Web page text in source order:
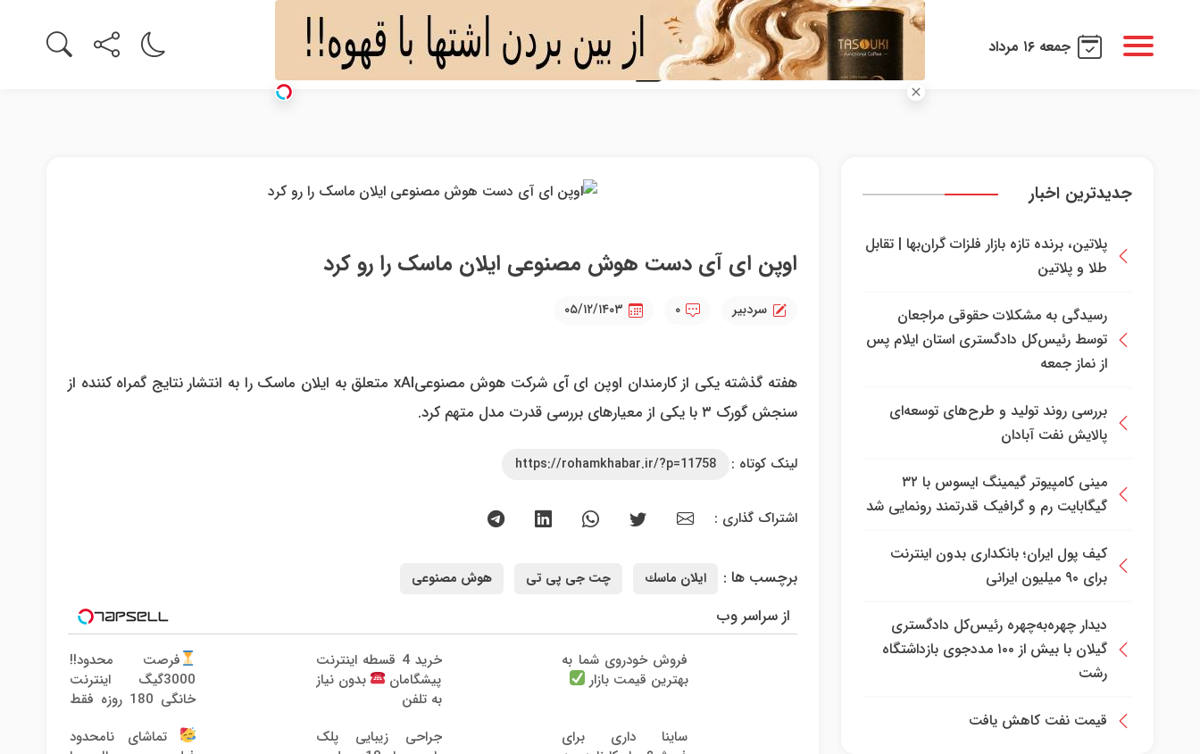
جمعه ۱۶ مرداد
جدیدترین اخبار
پلاتین، برنده تازه بازار فلزات گران‌بها | تقابل
طلا و پلاتین
رسیدگی به مشکلات حقوقی مراجعان
توسط رئیس‌کل دادگستری استان ایلام پس
از نماز جمعه
بررسی روند تولید و طرح‌های توسعه‌ای
پالایش نفت آبادان
مینی کامپیوتر گیمینگ ایسوس با ۳۲
گیگابایت رم و گرافیک قدرتمند رونمایی شد
کیف پول ایران؛ بانکداری بدون اینترنت
برای ۹۰ میلیون ایرانی
دیدار چهره‌به‌چهره رئیس‌کل دادگستری
گیلان با بیش از ۱۰۰ مددجوی بازداشتگاه
رشت
قیمت نفت کاهش یافت
اوپن ای آی دست هوش مصنوعی ایلان ماسک را رو کرد
سردبیر ۰ ۰۵/۱۲/۱۴۰۳
هفته گذشته یکی از کارمندان اوپن ای آی شرکت هوش مصنوعیxAI متعلق به ایلان ماسک را به انتشار نتایج گمراه کننده از
سنجش گورک ۳ با یکی از معیارهای بررسی قدرت مدل متهم کرد.
لینک کوتاه : https://rohamkhabar.ir/?p=11758
اشتراک گذاری :
برچسب ها : ايلان ماسك چت جی پی تی هوش مصنوعی
از سراسر وب
فروش خودروی شما به
بهترین قیمت بازار
خرید 4 قسطه اینترنت
پیشگامان
بدون نیاز
به تلفن
فرصت محدود!!
3000گیگ اینترنت
خانگی 180 روزه فقط
ساینا داری برای
جراحی زیبایی پلک
تماشای نامحدود